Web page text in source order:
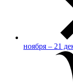
ноября – 21